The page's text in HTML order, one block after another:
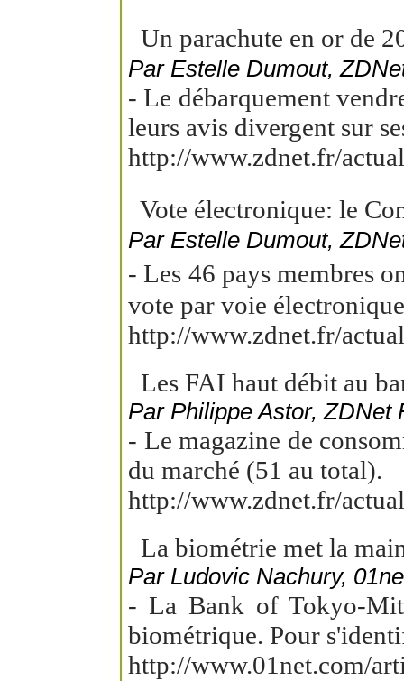
Un parachute en or de
Par Estelle Dumout,
- Le débarquement
leurs avis divergent sur
http://www.zdnet.fr/
Vote électronique: le
Par Estelle Dumout,
- Les 46 pays membres
vote par voie
http://www.zdnet.fr/
Les FAI haut débit au
Par Philippe Astor, ZDNet
- Le magazine de
du marché (51 au total).
http://www.zdnet.fr/
La biométrie met la
Par Ludovic Nachury,
- La Bank of Tokyo-
biométrique. Pour
http://www.01net.com/